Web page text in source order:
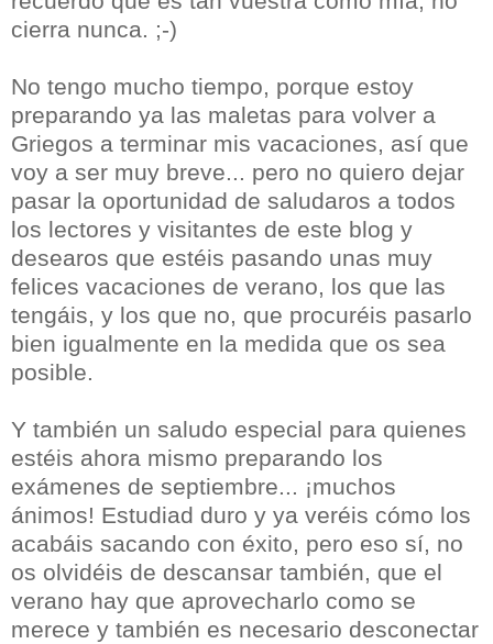
cierra nunca. ;-)
No tengo mucho tiempo, porque estoy
preparando ya las maletas para volver a
Griegos a terminar mis vacaciones, así que
voy a ser muy breve... pero no quiero dejar
pasar la oportunidad de saludaros a todos
los lectores y visitantes de este blog y
desearos que estéis pasando unas muy
felices vacaciones de verano, los que las
tengáis, y los que no, que procuréis pasarlo
bien igualmente en la medida que os sea
posible.
Y también un saludo especial para quienes
estéis ahora mismo preparando los
exámenes de septiembre... ¡muchos
ánimos! Estudiad duro y ya veréis cómo los
acabáis sacando con éxito, pero eso sí, no
os olvidéis de descansar también, que el
verano hay que aprovecharlo como se
merece y también es necesario desconectar